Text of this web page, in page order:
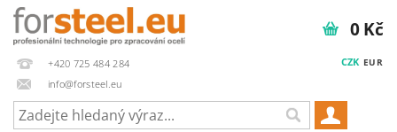
+420 725 484 284
info@forsteel.eu
CZK EUR
0 Kč